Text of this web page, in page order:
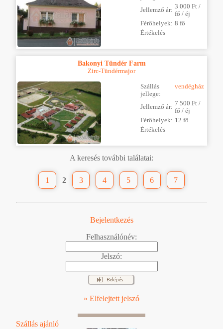
Jellemző ár: 3 000 Ft /
fő / éj
Férőhelyek: 8 fő
Értékelés
Bakonyi Tündér Farm
Zirc-Tündérmajor
Szállás
jellege:
vendégház
Jellemző ár: 7 500 Ft /
fő / éj
Férőhelyek: 12 fő
Értékelés
A keresés további találatai:
1 2 3 4 5 6 7
Bejelentkezés
Felhasználónév:
Jelszó:
» Elfelejtett jelszó
Szállás ajánló